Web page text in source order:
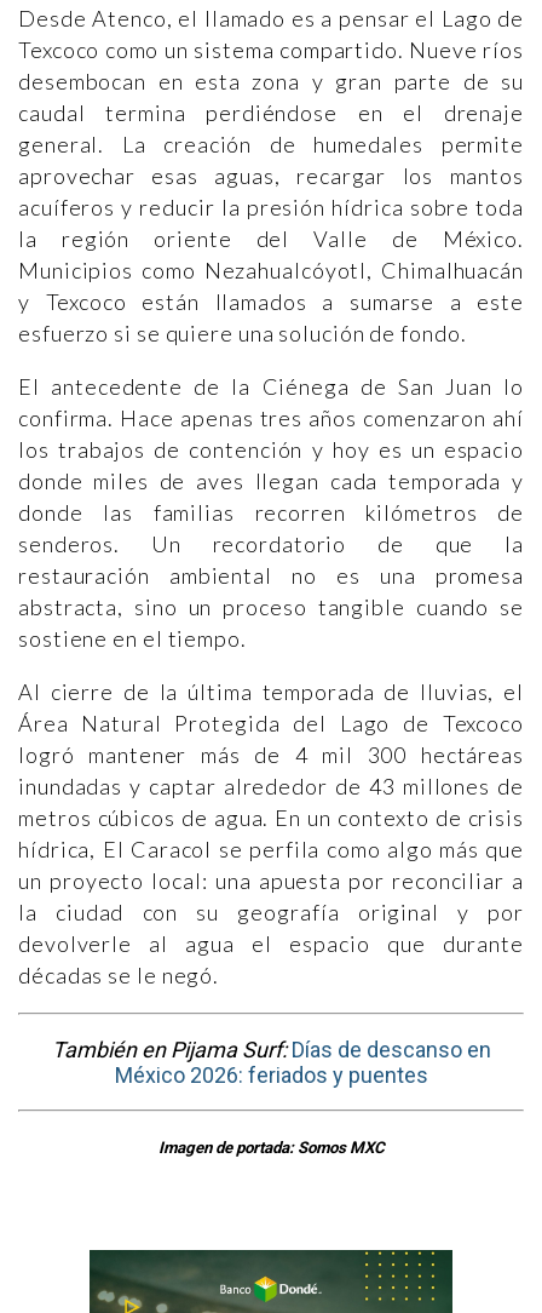
Desde Atenco, el llamado es a pensar el Lago de
Texcoco como un sistema compartido. Nueve ríos
desembocan en esta zona y gran parte de su
caudal termina perdiéndose en el drenaje
general. La creación de humedales permite
aprovechar esas aguas, recargar los mantos
acuíferos y reducir la presión hídrica sobre toda
la región oriente del Valle de México.
Municipios como Nezahualcóyotl, Chimalhuacán
y Texcoco están llamados a sumarse a este
esfuerzo si se quiere una solución de fondo.
El antecedente de la Ciénega de San Juan lo
confirma. Hace apenas tres años comenzaron ahí
los trabajos de contención y hoy es un espacio
donde miles de aves llegan cada temporada y
donde las familias recorren kilómetros de
senderos. Un recordatorio de que la
restauración ambiental no es una promesa
abstracta, sino un proceso tangible cuando se
sostiene en el tiempo.
Al cierre de la última temporada de lluvias, el
Área Natural Protegida del Lago de Texcoco
logró mantener más de 4 mil 300 hectáreas
inundadas y captar alrededor de 43 millones de
metros cúbicos de agua. En un contexto de crisis
hídrica, El Caracol se perfila como algo más que
un proyecto local: una apuesta por reconciliar a
la ciudad con su geografía original y por
devolverle al agua el espacio que durante
décadas se le negó.
También en Pijama Surf:Días de descanso en
México 2026: feriados y puentes
Imagen de portada: Somos MXC